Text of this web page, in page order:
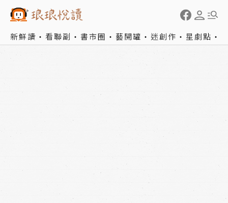
新鮮讀 看聯副 書市圈 藝開罐 迷創作 星劇點